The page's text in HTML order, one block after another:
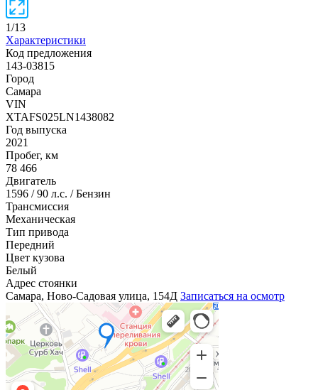
1/13
Характеристики
Код предложения
143-03815
Город
Самара
VIN
XTAFS025LN1438082
Год выпуска
2021
Пробег, км
78 466
Двигатель
1596 / 90 л.с. / Бензин
Трансмиссия
Механическая
Тип привода
Передний
Цвет кузова
Белый
Адрес стоянки
Самара, Ново-Садовая улица, 154Д Записаться на осмотр